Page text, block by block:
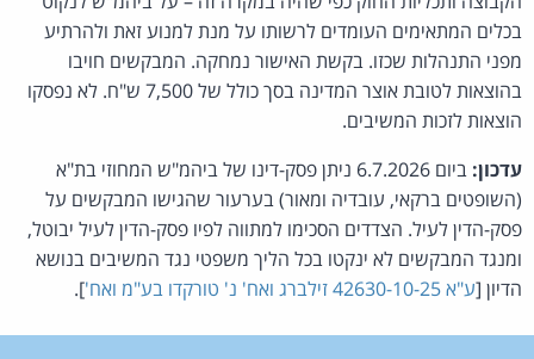
בכלים המתאימים העומדים לרשותו על מנת למנוע זאת ולהרתיע
מפני התנהלות שכזו. בקשת האישור נמחקה. המבקשים חויבו
בהוצאות לטובת אוצר המדינה בסך כולל של 7,500 ש"ח. לא נפסקו
הוצאות לזכות המשיבים.
עדכון:
ביום 6.7.2026 ניתן פסק-דינו של ביהמ"ש המחוזי בת"א
(השופטים ברקאי, עובדיה ומאור) בערעור שהגישו המבקשים על
פסק-הדין לעיל. הצדדים הסכימו למתווה לפיו פסק-הדין לעיל יבוטל,
ומנגד המבקשים לא ינקטו בכל הליך משפטי נגד המשיבים בנושא
הדיון [ע"א 42630-10-25 זילברג ואח' נ' טורקדו בע"מ ואח' ].